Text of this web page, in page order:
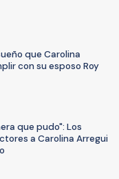
que Carolina
con su esposo Roy
que pudo": Los
a Carolina Arregui